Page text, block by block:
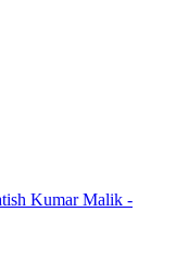
Kumar Malik -